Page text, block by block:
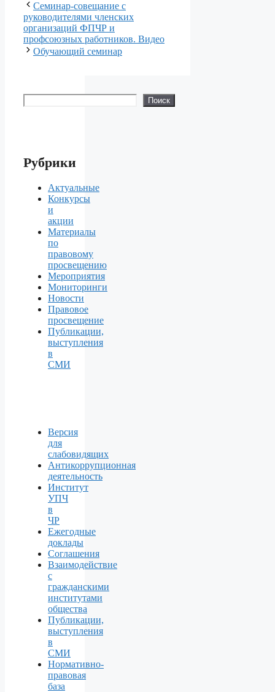
Семинар-совещание с
руководителями членских
организаций ФПЧР и
профсоюзных работников. Видео
Обучающий семинар
Поиск Поиск
Рубрики
Актуальные
Конкурсы
и
акции
Материалы
по
правовому
просвещению
Мероприятия
Мониторинги
Новости
Правовое
просвещение
Публикации,
выступления
в
СМИ
Версия
для
слабовидящих
Антикоррупционная
деятельность
Институт
УПЧ
в
ЧР
Ежегодные
доклады
Соглашения
Взаимодействие
с
гражданскими
институтами
общества
Публикации,
выступления
в
СМИ
Нормативно-
правовая
база